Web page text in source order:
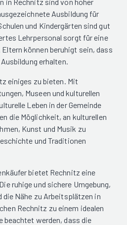
Ausbildung für
und Kindergärten sind gut
Lehrpersonal sorgt für eine
können beruhigt sein, dass
erhalten.
einiges zu bieten. Mit
Museen und kulturellen
Leben in der Gemeinde
die Möglichkeit, an kulturellen
Kunst und Musik zu
und Traditionen
bietet Rechnitz eine
ruhige und sichere Umgebung,
Nähe zu Arbeitsplätzen in
Rechnitz zu einem idealen
beachtet werden, dass die